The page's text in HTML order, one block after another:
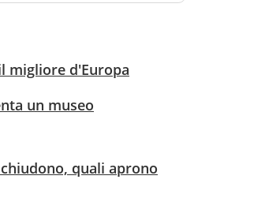
migliore d'Europa
un museo
quali aprono